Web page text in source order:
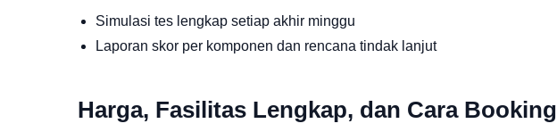
Simulasi tes lengkap setiap akhir minggu
Laporan skor per komponen dan rencana tindak lanjut
Harga, Fasilitas Lengkap, dan Cara Booking